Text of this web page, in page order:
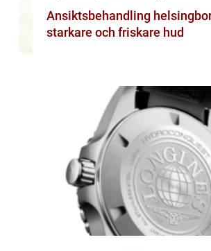
Ansiktsbehandling
starkare och friskare hud